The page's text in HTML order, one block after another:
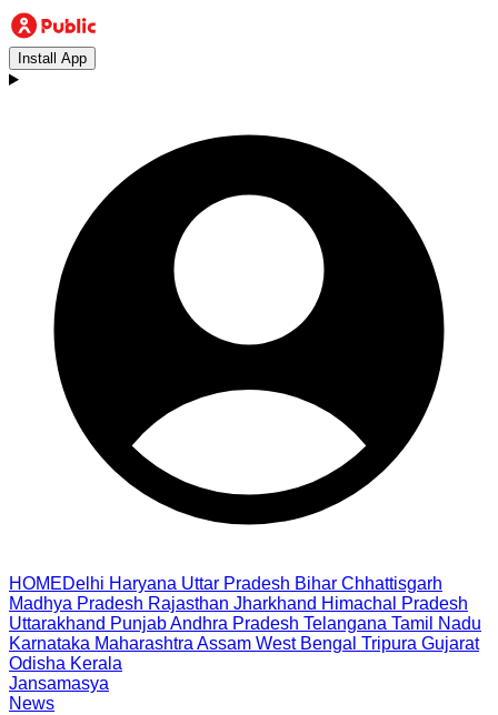
Install App
HOMEDelhi Haryana Uttar Pradesh Bihar Chhattisgarh
Madhya Pradesh Rajasthan Jharkhand Himachal Pradesh
Uttarakhand PunjabAndhra Pradesh Telangana Tamil Nadu
Karnataka Maharashtra Assam West Bengal Tripura Gujarat
Odisha Kerala
Jansamasya
News